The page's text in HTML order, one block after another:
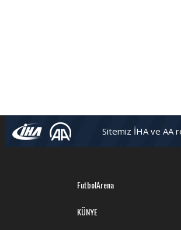
Sitemiz İHA ve AA
FutbolArena
KÜNYE